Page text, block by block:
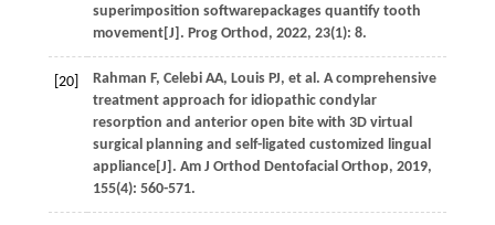
superimposition softwarepackages quantify tooth
movement[J]. Prog Orthod, 2022, 23(1): 8.
[20] Rahman F, Celebi AA, Louis PJ, et al. A comprehensive
treatment approach for idiopathic condylar
resorption and anterior open bite with 3D virtual
surgical planning and self-ligated customized lingual
appliance[J]. Am J Orthod Dentofacial Orthop, 2019,
155(4): 560-571.